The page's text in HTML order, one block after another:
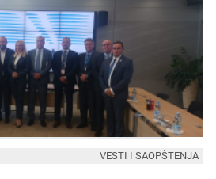
VESTI I SAOPŠTENJA